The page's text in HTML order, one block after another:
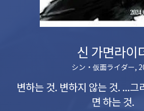
신 가면라이
シン・仮面ライダー,
변하는 것. 변하지 않는 것. ...그
면 하는 것.